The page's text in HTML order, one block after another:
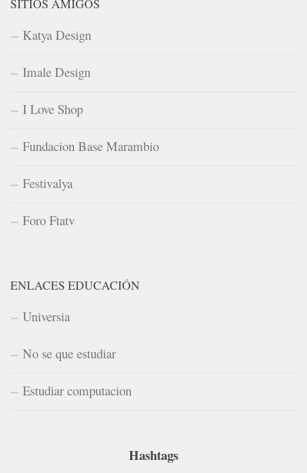
SITIOS AMIGOS
Katya Design
Imale Design
I Love Shop
Fundacion Base Marambio
Festivalya
Foro Ftatv
ENLACES EDUCACIÓN
Universia
No se que estudiar
Estudiar computacion
Hashtags